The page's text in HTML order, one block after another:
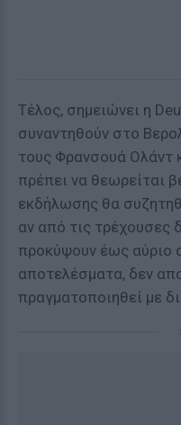
Τέλος, σημειώνει η
συναντηθούν στο
τους Φρανσουά Ολάντ
πρέπει να θεωρείται
εκδήλωσης θα
αν από τις τρέχουσες
προκύψουν έως αύριο
αποτελέσματα, δεν
πραγματοποιηθεί με